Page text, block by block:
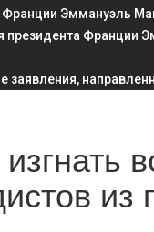
Эммануэль
президента Франции
заявления,
из